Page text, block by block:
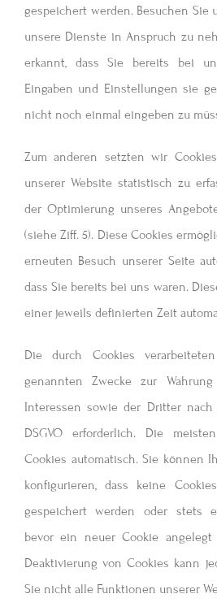
gespeichert werden. Besuchen Sie
unsere Dienste in Anspruch zu
erkannt, dass Sie bereits bei
Eingaben und Einstellungen sie
nicht noch einmal eingeben zu
Zum anderen setzten wir
unserer Website statistisch zu
der Optimierung unseres
(siehe Ziff. 5). Diese Cookies
erneuten Besuch unserer Seite
dass Sie bereits bei uns waren.
einer jeweils definierten Zeit
Die durch Cookies
genannten Zwecke zur
Interessen sowie der Dritter
DSGVO erforderlich. Die
Cookies automatisch. Sie können
konfigurieren, dass keine
gespeichert werden oder stets
bevor ein neuer Cookie
Deaktivierung von Cookies kann
Sie nicht alle Funktionen unserer